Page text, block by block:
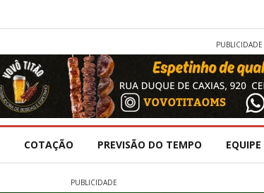
PUBLICIDADE
COTAÇÃO PREVISÃO DO TEMPO EQUIPE
PUBLICIDADE